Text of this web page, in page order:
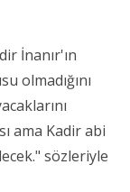
İnanır'ın
olmadığını
ama Kadir abi
sözleriyle